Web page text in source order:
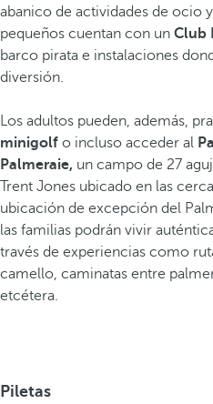
abanico de actividades de ocio
pequeños cuentan con un Club
barco pirata e instalaciones
diversión.
Los adultos pueden, además,
minigolf o incluso acceder al
Palmeraie, un campo de 27
Trent Jones ubicado en las
ubicación de excepción del
las familias podrán vivir
través de experiencias como
camello, caminatas entre
etcétera.
Piletas